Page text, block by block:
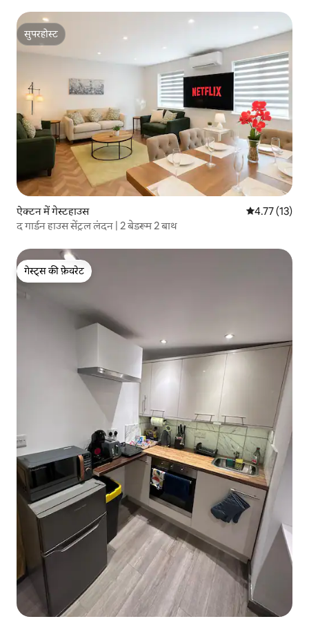
सुपरहोस्ट
सुपरहोस्ट
ऐक्टन में गेस्टहाउस औसत रेटिंग 5 में
4.77 (13)
द गार्डन हाउस सेंट्रल लंदन | 2 बेडरूम 2 बाथ
गेस्ट्स की फ़ेवरेट
गेस्ट्स की फ़ेवरेट